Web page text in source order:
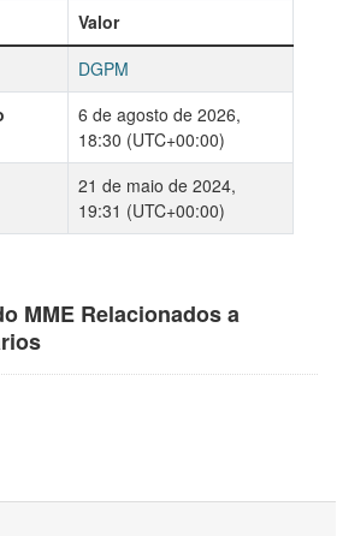
MME Relacionados a
Valor
DGPM
6 de agosto de 2026,
18:30 (UTC+00:00)
21 de maio de 2024,
19:31 (UTC+00:00)